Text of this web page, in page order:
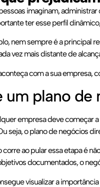
imaginam,
ter esse perfil
nem sempre é a principal
vez mais distante de
com a sua empresa,
um plano
empresa deve começar
seja, o plano de negócios
ao pular essa etapa é
documentados, o
visualizar a